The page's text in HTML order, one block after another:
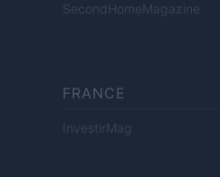
SecondHomeMagazine
FRANCE
InvestirMag